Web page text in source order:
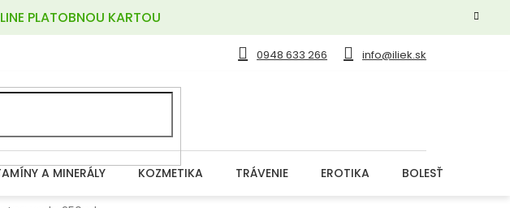
PLATOBNOU KARTOU
0948 633 266 info@iliek.sk
A MINERÁLY KOZMETIKA TRÁVENIE EROTIKA BOLESŤ